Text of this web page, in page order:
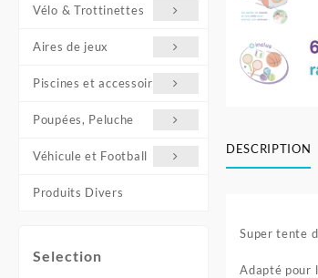
Vélo & Trottinettes
Aires de jeux
Piscines et accessoires
Poupées, Peluche
Véhicule et Football
Produits Divers
Selection
DESCRIPTION
Super tente
Adapté pour